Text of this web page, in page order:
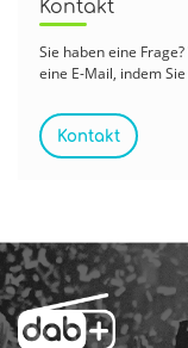
Kontakt
Sie haben eine
eine E-Mail, indem
Kontakt